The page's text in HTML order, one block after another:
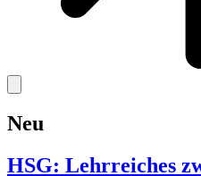
Neu
HSG: Lehrreiches